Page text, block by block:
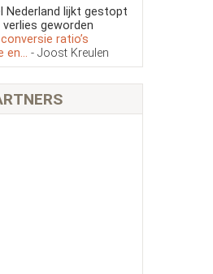
Nederland lijkt gestopt
geworden
ratio’s
en... - Joost Kreulen